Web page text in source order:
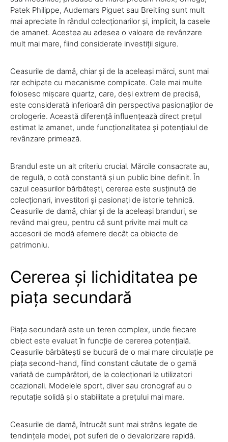
Patek Philippe, Audemars Piguet sau Breitling sunt mult
mai apreciate în rândul colecționarilor și, implicit, la casele
de amanet. Acestea au adesea o valoare de revânzare
mult mai mare, fiind considerate investiții sigure.
Ceasurile de damă, chiar și de la aceleași mărci, sunt mai
rar echipate cu mecanisme complicate. Cele mai multe
folosesc mișcare quartz, care, deși extrem de precisă,
este considerată inferioară din perspectiva pasionaților de
orologerie. Această diferență influențează direct prețul
estimat la amanet, unde funcționalitatea și potențialul de
revânzare primează.
Brandul este un alt criteriu crucial. Mărcile consacrate au,
de regulă, o cotă constantă și un public bine definit. În
cazul ceasurilor bărbătești, cererea este susținută de
colecționari, investitori și pasionați de istorie tehnică.
Ceasurile de damă, chiar și de la aceleași branduri, se
revând mai greu, pentru că sunt privite mai mult ca
accesorii de modă efemere decât ca obiecte de
patrimoniu.
Cererea și lichiditatea pe
piața secundară
Piața secundară este un teren complex, unde fiecare
obiect este evaluat în funcție de cererea potențială.
Ceasurile bărbătești se bucură de o mai mare circulație pe
piața second-hand, fiind constant căutate de o gamă
variată de cumpărători, de la colecționari la utilizatori
ocazionali. Modelele sport, diver sau cronograf au o
reputație solidă și o stabilitate a prețului mai mare.
Ceasurile de damă, întrucât sunt mai strâns legate de
tendințele modei, pot suferi de o devalorizare rapidă.